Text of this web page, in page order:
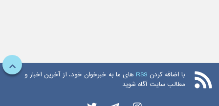
با اضافه کردن RSS های ما به خبرخوان خود، از آخرین اخبار و
مطالب سایت آگاه شوید